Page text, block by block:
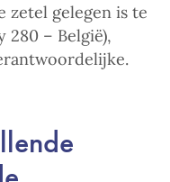
zetel gelegen is te
280 – België),